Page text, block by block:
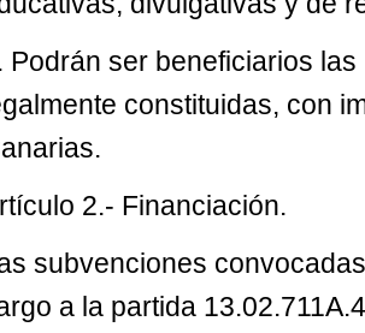
Podrán ser beneficiarios
constituidas, con
2.- Financiación.
subvenciones
a la partida